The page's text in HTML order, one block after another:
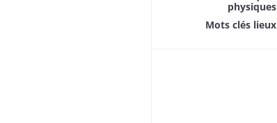
physiques
Mots clés lieux